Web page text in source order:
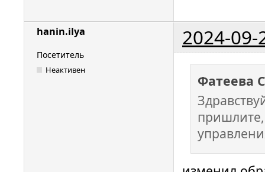
hanin.ilya 2024-09-
Посетитель
Неактивен
Фатеева